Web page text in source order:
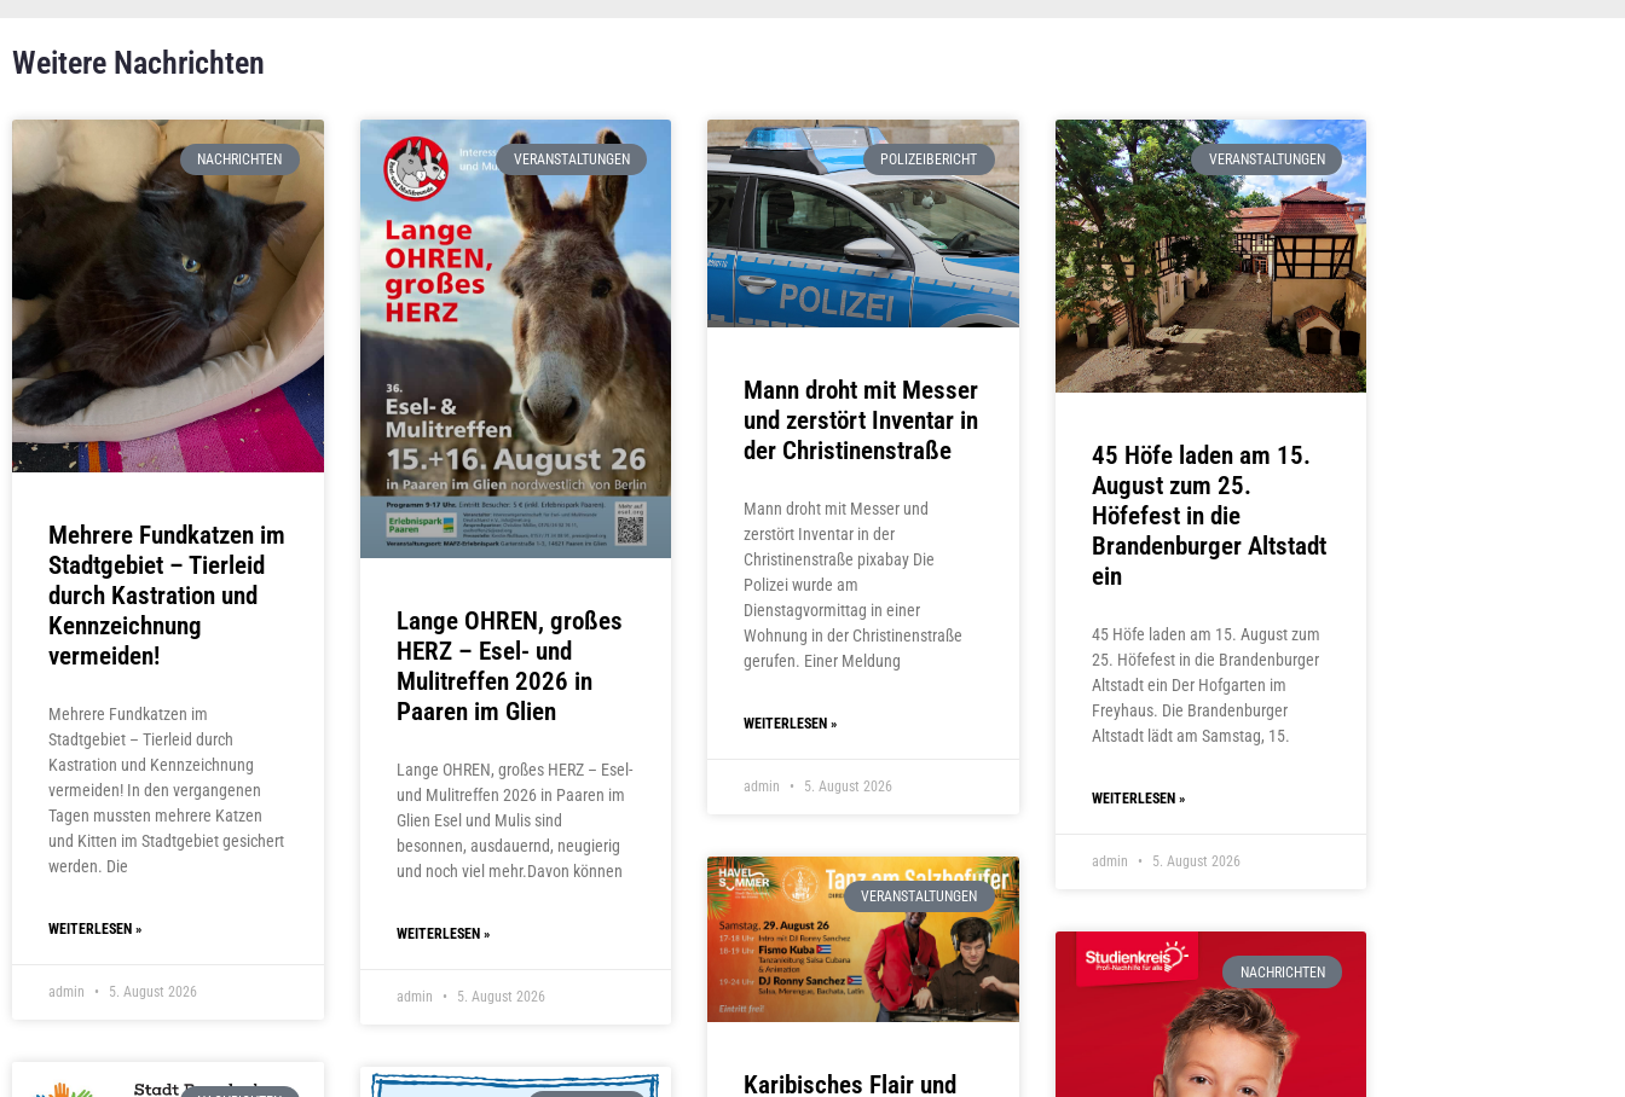
Weitere Nachrichten
NACHRICHTEN
Mehrere Fundkatzen im
Stadtgebiet – Tierleid
durch Kastration und
Kennzeichnung
vermeiden!
Mehrere Fundkatzen im
Stadtgebiet – Tierleid durch
Kastration und Kennzeichnung
vermeiden! In den vergangenen
Tagen mussten mehrere Katzen
und Kitten im Stadtgebiet gesichert
werden. Die
WEITERLESEN »
admin 5. August 2026
VERANSTALTUNGEN
Lange OHREN, großes
HERZ – Esel- und
Mulitreffen 2026 in
Paaren im Glien
Lange OHREN, großes HERZ – Esel-
und Mulitreffen 2026 in Paaren im
Glien Esel und Mulis sind
besonnen, ausdauernd, neugierig
und noch viel mehr.Davon können
WEITERLESEN »
admin 5. August 2026
POLIZEIBERICHT
Mann droht mit Messer
und zerstört Inventar in
der Christinenstraße
Mann droht mit Messer und
zerstört Inventar in der
Christinenstraße pixabay Die
Polizei wurde am
Dienstagvormittag in einer
Wohnung in der Christinenstraße
gerufen. Einer Meldung
WEITERLESEN »
admin 5. August 2026
VERANSTALTUNGEN
45 Höfe laden am 15.
August zum 25.
Höfefest in die
Brandenburger Altstadt
ein
45 Höfe laden am 15. August zum
25. Höfefest in die Brandenburger
Altstadt ein Der Hofgarten im
Freyhaus. Die Brandenburger
Altstadt lädt am Samstag, 15.
WEITERLESEN »
admin 5. August 2026
VERANSTALTUNGEN
Karibisches Flair und
NACHRICHTEN